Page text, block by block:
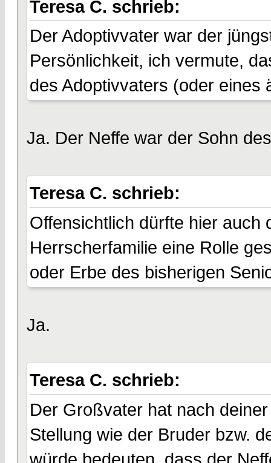
Teresa C. schrieb:
Der Adoptivvater war der
Persönlichkeit, ich vermute,
des Adoptivvaters (oder eines
Ja. Der Neffe war der Sohn
Teresa C. schrieb:
Offensichtlich dürfte hier auch
Herrscherfamilie eine Rolle
oder Erbe des bisherigen
Ja.
Teresa C. schrieb:
Der Großvater hat nach
Stellung wie der Bruder bzw.
würde bedeuten, dass der